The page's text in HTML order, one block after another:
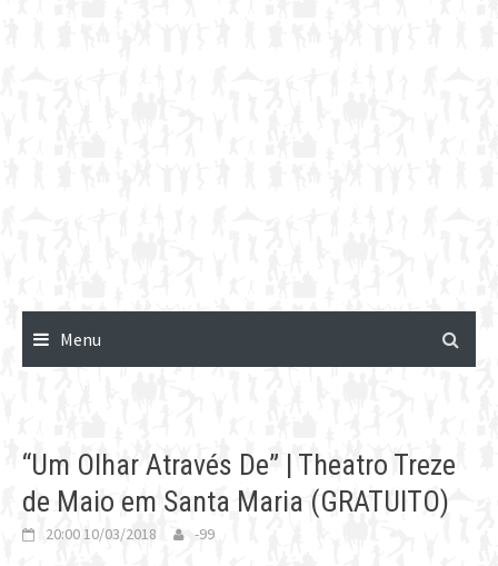
Menu
“Um Olhar Através De” | Theatro Treze
de Maio em Santa Maria (GRATUITO)
20:00 10/03/2018 -99